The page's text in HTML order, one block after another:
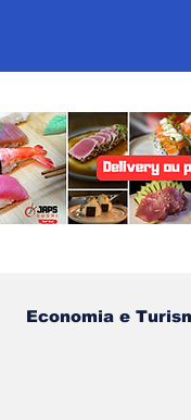
Economia e
Tradicionais